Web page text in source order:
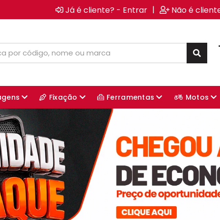
Já é cliente? - Entrar | Não é
Fixação Ferramentas Motos